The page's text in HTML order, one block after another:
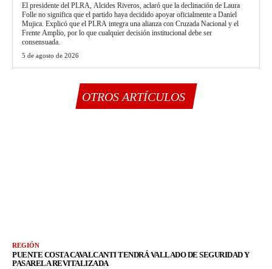
El presidente del PLRA, Alcides Riveros, aclaró que la declinación de Laura
Folle no significa que el partido haya decidido apoyar oficialmente a Daniel
Mujica. Explicó que el PLRA integra una alianza con Cruzada Nacional y el
Frente Amplio, por lo que cualquier decisión institucional debe ser
consensuada.
5 de agosto de 2026
OTROS ARTÍCULOS
REGIÓN
PUENTE COSTA CAVALCANTI TENDRÁ VALLADO DE SEGURIDAD Y
PASARELA REVITALIZADA